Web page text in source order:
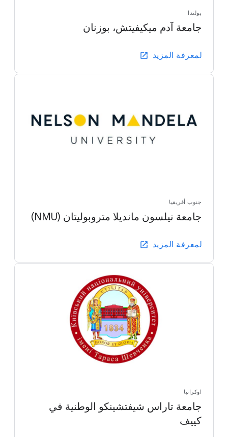
بولندا
جامعة آدم ميكيفيتش، بوزنان
لمعرفة المزيد
جنوب أفريقيا
جامعة نيلسون مانديلا متروبوليتان (NMU)
لمعرفة المزيد
اوكرانيا
جامعة تاراس شيفتشينكو الوطنية في
كييف